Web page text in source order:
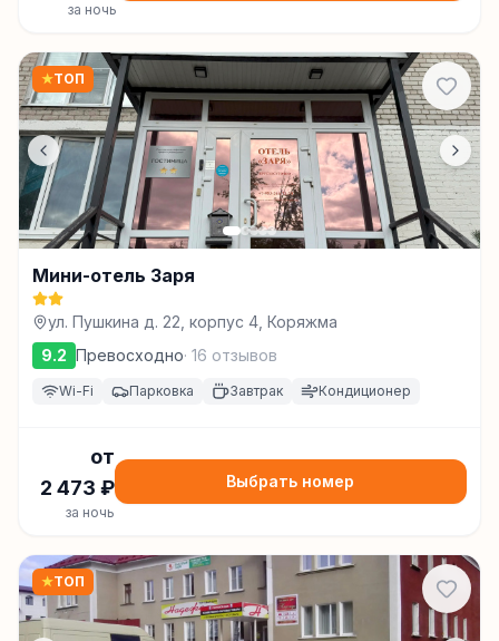
за ночь
★ТОП
Мини-отель Заря
ул. Пушкина д. 22, корпус 4, Коряжма
9.2 Превосходно· 16 отзывов
Wi-Fi Парковка Завтрак Кондиционер
от
2 473 ₽
за ночь
Выбрать номер
★ТОП